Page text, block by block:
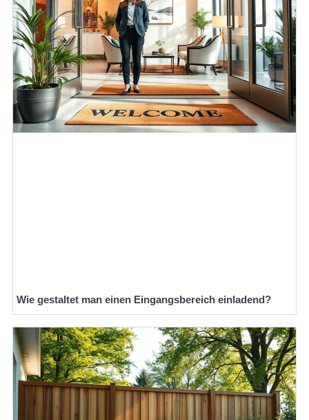
Wie gestaltet man einen Eingangsbereich einladend?